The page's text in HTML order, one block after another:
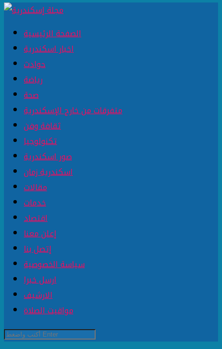
الصفحة الرئيسية
اخبار اسكندرية
حوادث
رياضة
صحة
متفرقات من خارج الإسكندرية
ثقافة وفن
تكنولوجيا
صور اسكندرية
اسكندرية زمان
مقالات
خدمات
اقتصاد
إعلن معنا
إتصل بنا
سياسة الخصوصية
ارسل خبرا
الارشيف
مواقيت الصلاة